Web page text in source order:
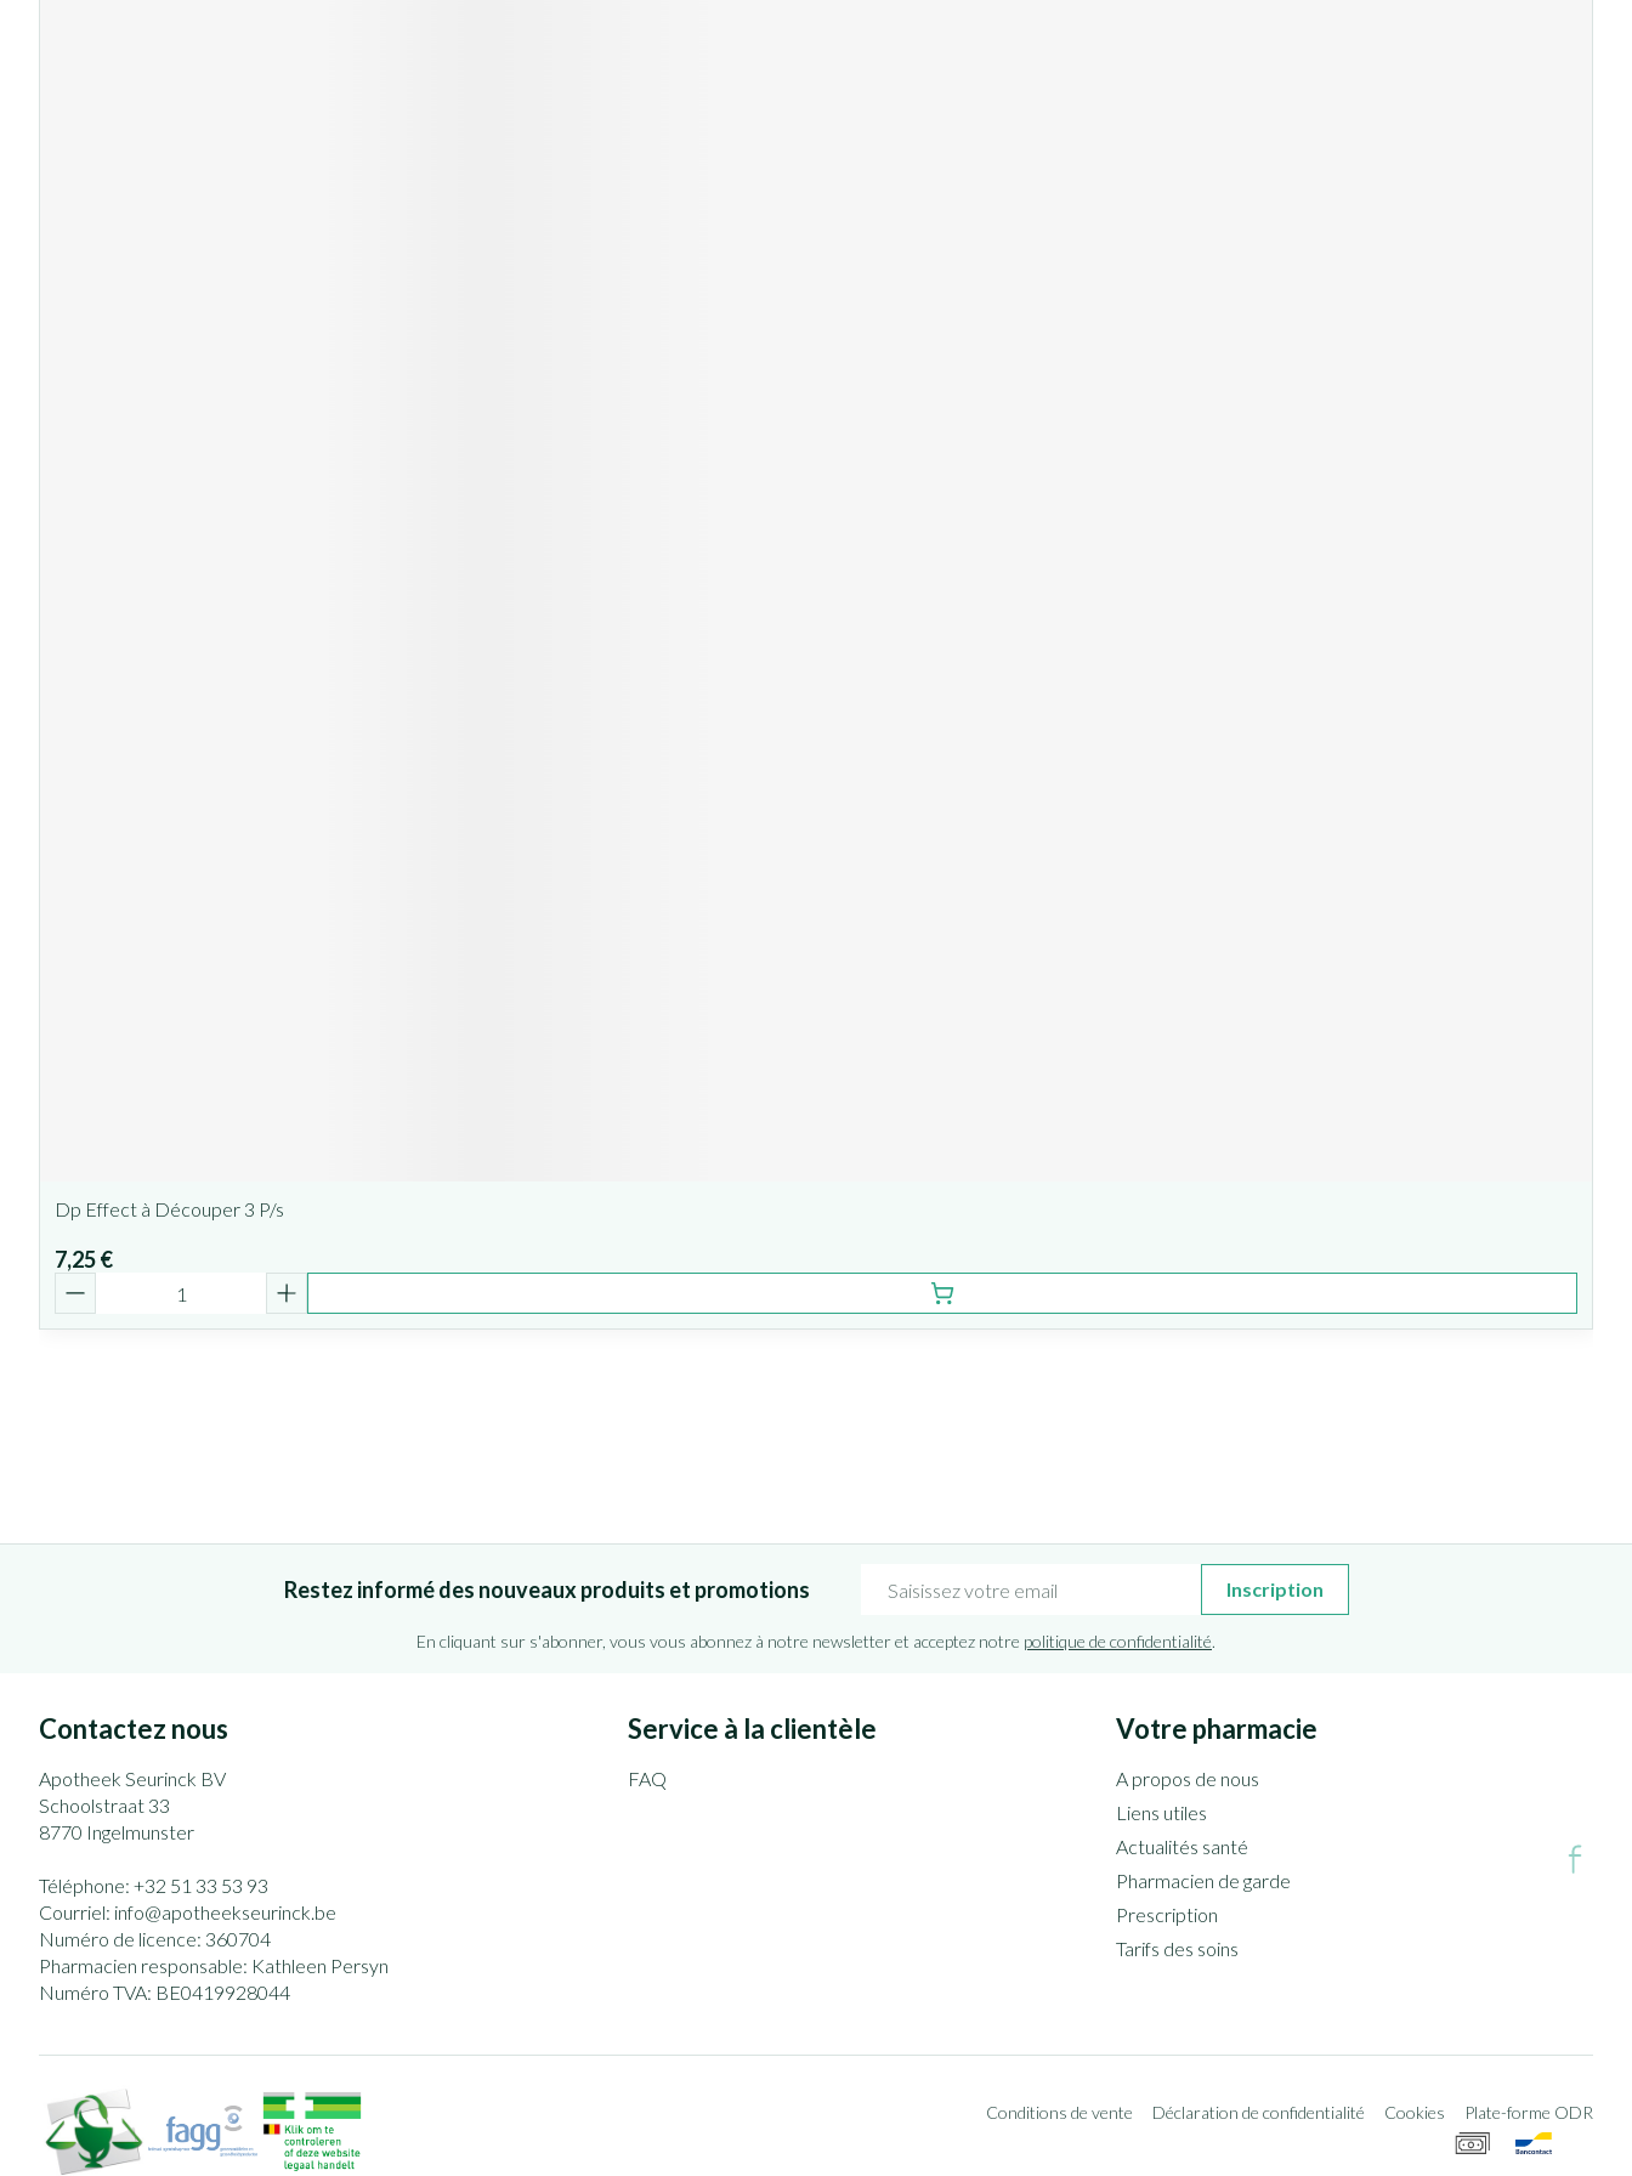
Dp Effect à Découper 3 P/s
7,25 €
Restez informé des nouveaux produits et promotions Inscription
En cliquant sur s'abonner, vous vous abonnez à notre newsletter et acceptez notre politique de confidentialité.
Contactez nous
Apotheek Seurinck BV
Schoolstraat 33
8770 Ingelmunster
Téléphone: +32 51 33 53 93
Courriel: info@apotheekseurinck.be
Numéro de licence: 360704
Pharmacien responsable: Kathleen Persyn
Numéro TVA: BE0419928044
Service à la clientèle
FAQ
Votre pharmacie
A propos de nous
Liens utiles
Actualités santé
Pharmacien de garde
Prescription
Tarifs des soins
Conditions de vente Déclaration de confidentialité Cookies Plate-forme ODR